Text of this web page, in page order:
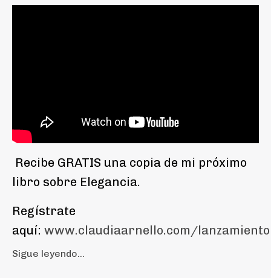
Recibe GRATIS una copia de mi próximo
libro sobre Elegancia.
Regístrate
aquí: www.claudiaarnello.com/lanzamiento
Sigue leyendo...